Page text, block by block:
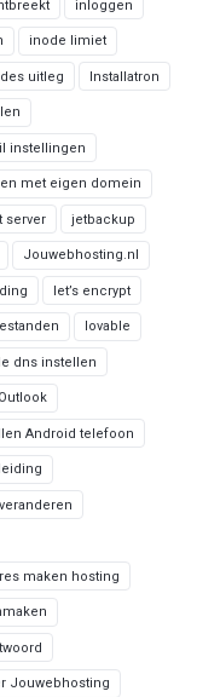
inloggen
inode limiet
uitleg Installatron
instellingen
met eigen domein
server jetbackup
Jouwebhosting.nl
let’s encrypt
lovable
dns instellen
Android telefoon
maken hosting
Jouwebhosting